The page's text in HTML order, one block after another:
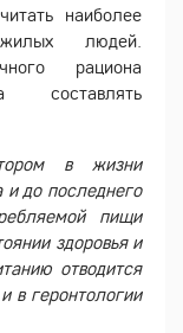
наиболее
людей.
рациона
составлять
в жизни
и до последнего
пищи
здоровья и
отводится
в геронтологии